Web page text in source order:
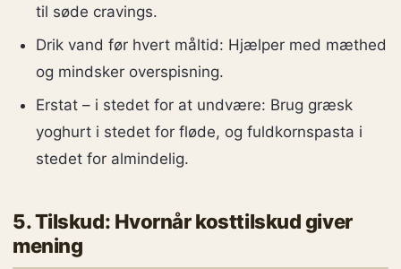
til søde cravings.
Drik vand før hvert måltid: Hjælper med mæthed
og mindsker overspisning.
Erstat – i stedet for at undvære: Brug græsk
yoghurt i stedet for fløde, og fuldkornspasta i
stedet for almindelig.
5. Tilskud: Hvornår kosttilskud giver
mening